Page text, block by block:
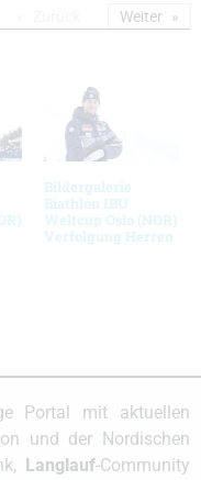
Bildergalerie
Biathlon IBU
Weltcup Oslo (NOR)
Verfolgung Herren
Weiter
Portal mit aktuellen
und der Nordischen
Langlauf-Community